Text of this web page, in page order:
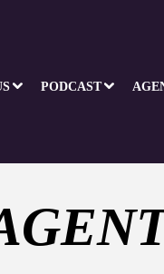
PODCAST